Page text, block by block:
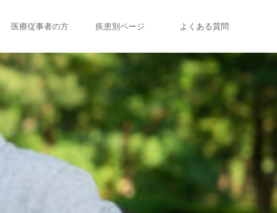
医療従事者の方 疾患別ページ よくある質問